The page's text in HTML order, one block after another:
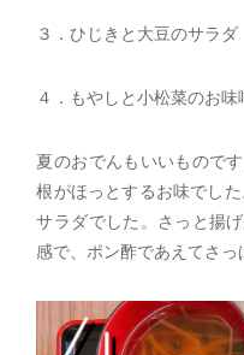
３．ひじきと大豆のサラダ
４．もやしと小松菜のお味
夏のおでんもいいもので
根がほっとするお味でし
サラダでした。さっと揚
感で、ポン酢であえてさっ